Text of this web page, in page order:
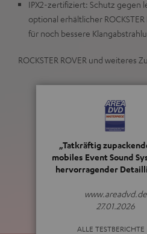
IPX2-zertifiziert: Schutz gegen
optional erhältlicher ROCKSTER
für noch bessere
ROCKSTER ROVER und
„Tatkräftig
mobiles Event Sound
hervorragender
www.areadvd.de
27.01.2026
ALLE TESTBERICHTE